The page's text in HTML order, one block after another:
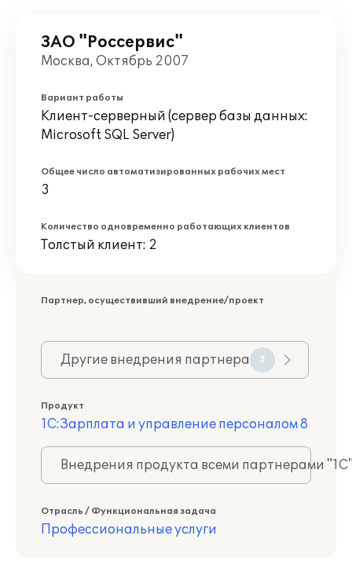
ЗАО "Россервис"
Москва, Октябрь 2007
Вариант работы
Клиент-серверный (сервер базы данных:
Microsoft SQL Server)
Общее число автоматизированных рабочих мест
3
Количество одновременно работающих клиентов
Толстый клиент: 2
Партнер, осуществивший внедрение/проект
Другие внедрения партнера 5
Продукт
1С:Зарплата и управление персоналом 8
Внедрения продукта всеми партнерами
Отрасль / Функциональная задача
Профессиональные услуги